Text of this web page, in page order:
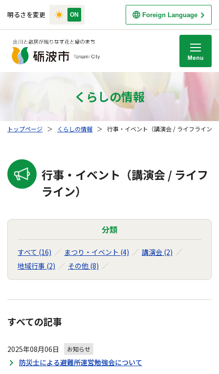
明るさを変更 Foreign Language
くらしの情報
トップページ ＞ くらしの情報 ＞ 行事・イベント（講演会 / ライフライン）
行事・イベント（講演会 / ライフ
ライン）
分類
すべて (16) まつり・イベント (4)
講演会 (2)
地域行事 (2)
その他 (8)
すべての記事
2025年08月06日 お知らせ
防災士による避難所運営勉強会について